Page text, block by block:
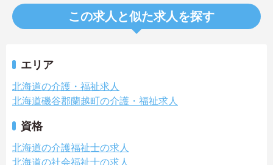
この求人と似た求人を探す
エリア
北海道の介護・福祉求人
北海道磯谷郡蘭越町の介護・福祉求人
資格
北海道の介護福祉士の求人
北海道の社会福祉士の求人